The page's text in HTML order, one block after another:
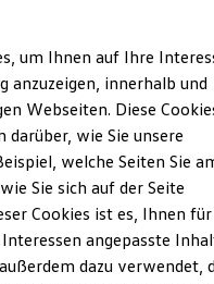
Seite ist die Tiemeyer
& Rechtliches )
-18:00 Uhr
um Ihnen auf Ihre
anzuzeigen, innerhalb und
Webseiten. Diese
wie Sie unsere
welche Seiten Sie
Sie sich auf der Seite
Cookies ist es, Ihnen für
angepasste
dazu verwendet,